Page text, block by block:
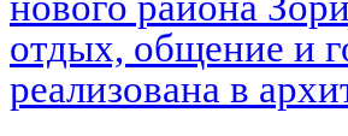
отдых, общение и
реализована в